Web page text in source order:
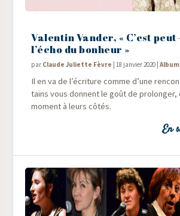
Valentin Vander, « C’est
l’écho du bonheur »
par Claude Juliette Fèvre |18 janvier 2020 |
Il en va de l’écriture comme d’une
tains vous donnent le goût de pro­lon­ger,
moment à leurs côtés.
En